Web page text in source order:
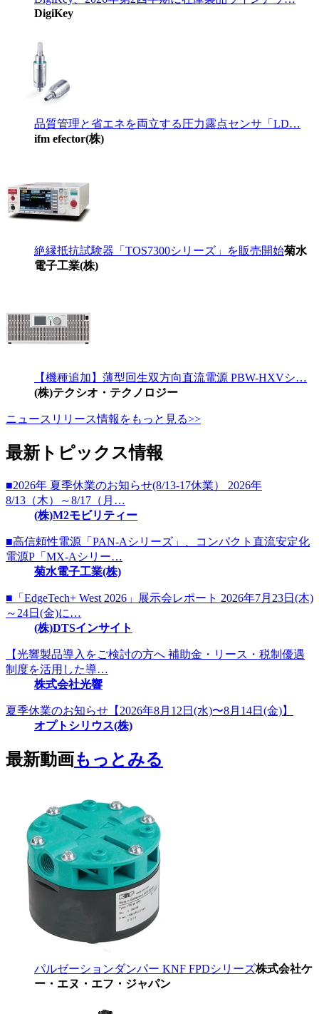
DigiKey
品質管理と省エネを両立する圧力露点センサ「LD…
ifm efector(株)
絶縁抵抗試験器「TOS7300シリーズ」を販売開始菊水
電子工業(株)
【機種追加】薄型回生双方向直流電源 PBW-HXVシ…
(株)テクシオ・テクノロジー
ニュースリリース情報をもっと見る>>
最新トピックス情報
■2026年 夏季休業のお知らせ(8/13-17休業） 2026年
8/13（木）～8/17（月…
(株)M2モビリティー
■高信頼性電源「PAN-Aシリーズ」、コンパクト直流安定化
電源P「MX-Aシリー…
菊水電子工業(株)
■「EdgeTech+ West 2026」展示会レポート 2026年7月23日(木)
～24日(金)に…
(株)DTSインサイト
【光響製品導入をご検討の方へ 補助金・リース・税制優遇
制度を活用した導…
株式会社光響
夏季休業のお知らせ【2026年8月12日(水)〜8月14日(金)】
オプトシリウス(株)
最新動画もっとみる
パルゼーションダンパー KNF FPDシリーズ株式会社ケ
ー・エヌ・エフ・ジャパン